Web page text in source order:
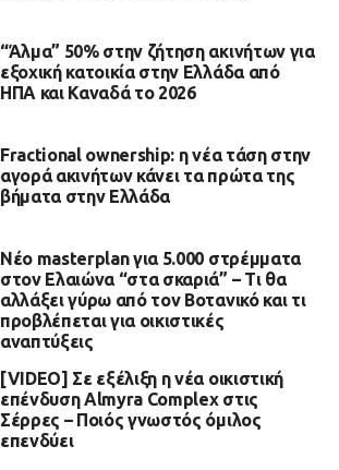
“Άλμα” 50% στην ζήτηση ακινήτων για
εξοχική κατοικία στην Ελλάδα από
ΗΠΑ και Καναδά το 2026
Fractional ownership: η νέα τάση στην
αγορά ακινήτων κάνει τα πρώτα της
βήματα στην Ελλάδα
Νέο masterplan για 5.000 στρέμματα
στον Ελαιώνα “στα σκαριά” – Τι θα
αλλάξει γύρω από τον Βοτανικό και τι
προβλέπεται για οικιστικές
αναπτύξεις
[VIDEO] Σε εξέλιξη η νέα οικιστική
επένδυση Almyra Complex στις
Σέρρες – Ποιός γνωστός όμιλος
επενδύει